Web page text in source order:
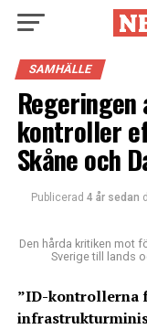
SAMHÄLLE
Regeringen
kontroller
Skåne och
Publicerad 4 år sedan
Den hårda kritiken mot
Sverige till lands
”ID-kontrollerna